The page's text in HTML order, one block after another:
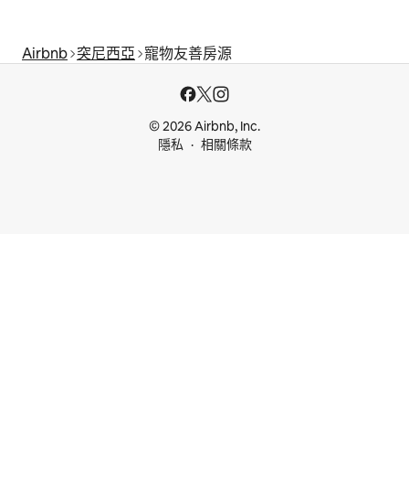
Airbnb 突尼西亞 寵物友善房源
© 2026 Airbnb, Inc.
隱私
相關條款